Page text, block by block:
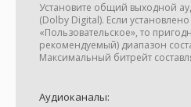
Установите общий выходной
(Dolby Digital). Если
«Пользовательское», то
рекомендуемый) диапазон
Максимальный битрейт
Аудиоканалы: